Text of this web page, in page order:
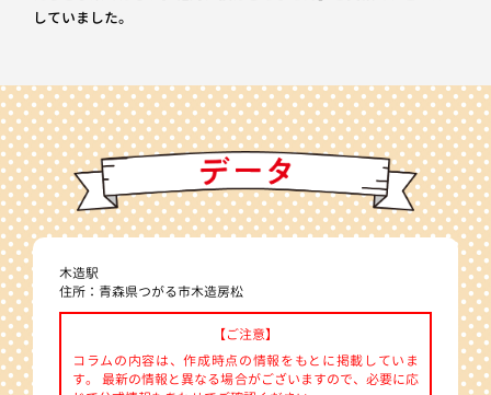
していました。
木造駅
住所：青森県つがる市木造房松
【ご注意】
コラムの内容は、作成時点の情報をもとに掲載していま
す。 最新の情報と異なる場合がございますので、必要に応